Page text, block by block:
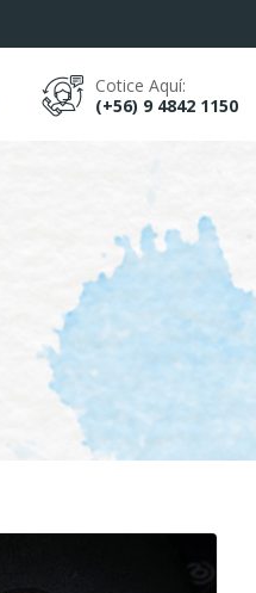
Cotice Aquí:
(+56) 9 4842 1150